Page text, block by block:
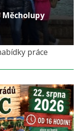
Měcholupy
práce